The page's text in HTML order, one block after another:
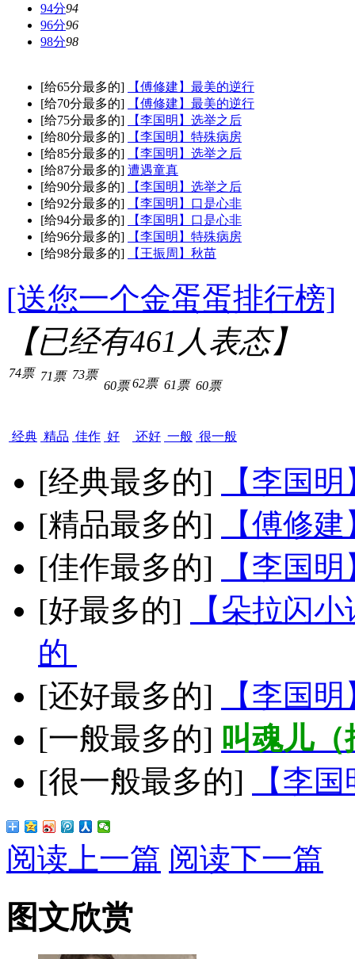
94分94
96分96
98分98
[给65分最多的]
【傅修建】最美的逆行
[给70分最多的]
【傅修建】最美的逆行
[给75分最多的]
【李国明】选举之后
[给80分最多的]
【李国明】特殊病房
[给85分最多的]
【李国明】选举之后
[给87分最多的] 遭遇童真
[给90分最多的]
【李国明】选举之后
[给92分最多的]
【李国明】口是心非
[给94分最多的]
【李国明】口是心非
[给96分最多的]
【李国明】特殊病房
[给98分最多的]
【王振周】秋苗
[送您一个金蛋蛋排行榜]
【已经有461 人表态】
74票
经典
71票
精品
73票
佳作
60票
好
62票
还好
61票
一般
60票
很一般
[经典最多的]
【李国
[精品最多的]
【傅修
[佳作最多的]
【李国
[好最多的]
【朵拉闪
的
[还好最多的]
【李国
[一般最多的] 叫魂儿
[很一般最多的]
【李
阅读上一篇 阅读下一篇
图文欣赏